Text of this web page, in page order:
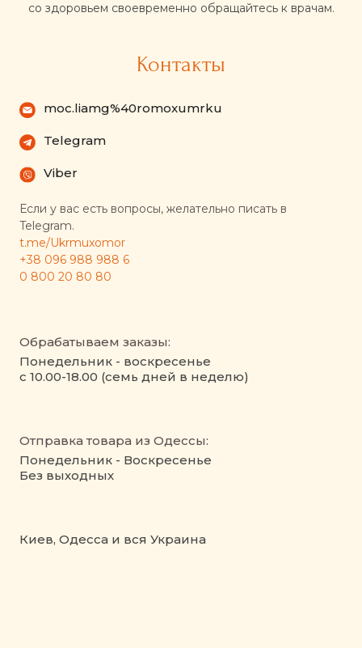
со здоровьем своевременно обращайтесь к врачам.
Контакты
moc.liamg%40romoxumrku
Telegram
Viber
Если у вас есть вопросы, желательно писать в
Telegram.
t.me/Ukrmuxomor
+38 096 988 988 6
0 800 20 80 80
Обрабатываем заказы:
Понедельник - воскресенье
с 10.00-18.00 (семь дней в неделю)
Отправка товара из Одессы:
Понедельник - Воскресенье
Без выходных
Киев, Одесса и вся Украина